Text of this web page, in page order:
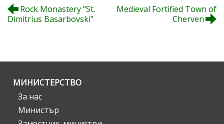
Rock Monastery “St.
Dimitrius Basarbovski”
Medieval Fortified Town of
Cherven
МИНИСТЕРСТВО
За нас
Министър